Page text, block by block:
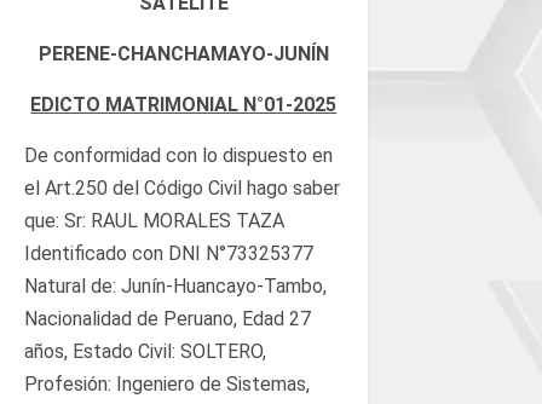
PERENE-CHANCHAMAYO-JUNÍN
EDICTO MATRIMONIAL N°01-2025
De conformidad con lo dispuesto en
el Art.250 del Código Civil hago saber
que: Sr: RAUL MORALES TAZA
Identificado con DNI N°73325377
Natural de: Junín-Huancayo-Tambo,
Nacionalidad de Peruano, Edad 27
años, Estado Civil: SOLTERO,
Profesión: Ingeniero de Sistemas,